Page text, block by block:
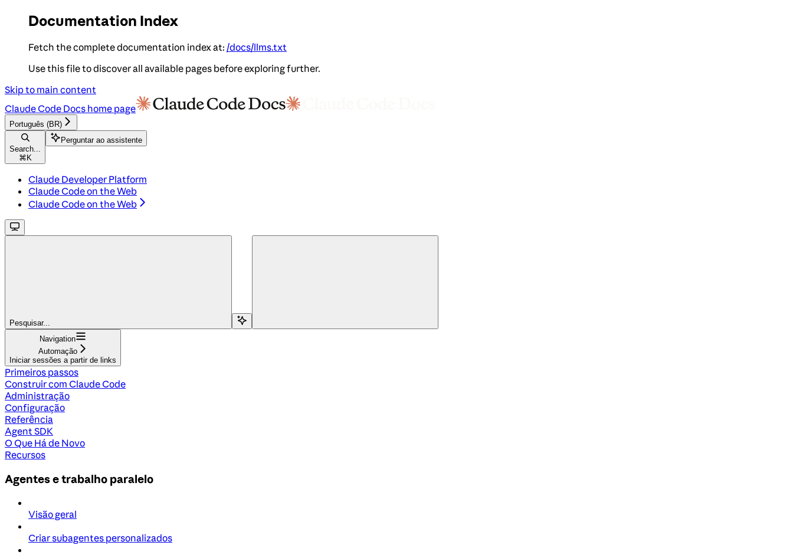
Documentation Index
Fetch the complete documentation index at: /docs/llms.txt
Use this file to discover all available pages before exploring further.
Skip to main content
Claude Code Docs home page
Português (BR)
Search...
⌘ K
Perguntar ao assistente
Claude Developer Platform
Claude Code on the Web
Claude Code on the Web
Pesquisar...
Navigation
Automação
Iniciar sessões a partir de links
Primeiros passos
Construir com Claude Code
Administração
Configuração
Referência
Agent SDK
O Que Há de Novo
Recursos
Agentes e trabalho paralelo
Visão geral
Criar subagentes personalizados